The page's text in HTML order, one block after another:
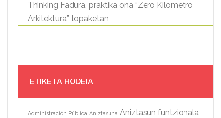
Thinking Fadura, praktika ona “Zero Kilometro
Arkitektura” topaketan
ETIKETA HODEIA
Administración Pública Aniztasuna Aniztasun funtzionala